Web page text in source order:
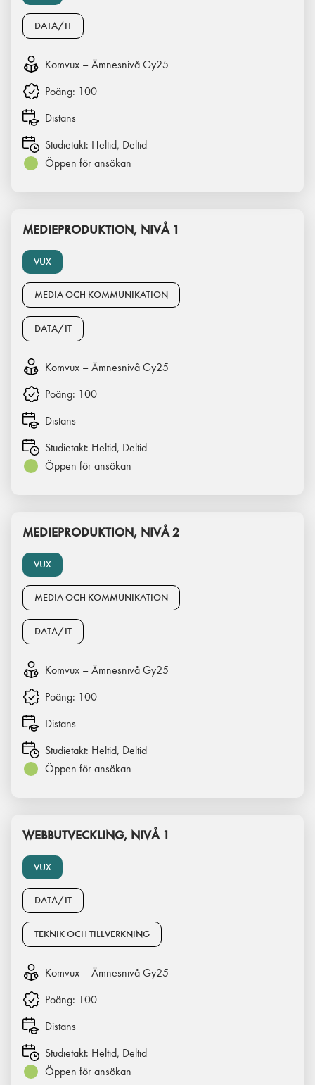
DATA/IT
Komvux – Ämnesnivå Gy25
Poäng: 100
Distans
Studietakt: Heltid, Deltid
Öppen för ansökan
VUX
MEDIEPRODUKTION, NIVÅ 1
MEDIA OCH KOMMUNIKATION
DATA/IT
Komvux – Ämnesnivå Gy25
Poäng: 100
Distans
Studietakt: Heltid, Deltid
Öppen för ansökan
VUX
MEDIEPRODUKTION, NIVÅ 2
MEDIA OCH KOMMUNIKATION
DATA/IT
Komvux – Ämnesnivå Gy25
Poäng: 100
Distans
Studietakt: Heltid, Deltid
Öppen för ansökan
VUX
WEBBUTVECKLING, NIVÅ 1
DATA/IT
TEKNIK OCH TILLVERKNING
Komvux – Ämnesnivå Gy25
Poäng: 100
Distans
Studietakt: Heltid, Deltid
Öppen för ansökan